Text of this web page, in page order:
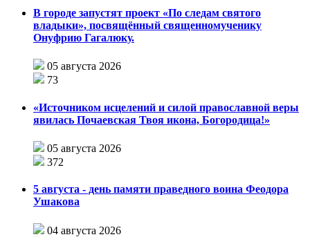
В городе запустят проект «По следам святого
владыки», посвящённый священномученику
Онуфрию Гагалюку.
05 августа 2026
73
«Источником исцелений и силой православной веры
явилась Почаевская Твоя икона, Богородица!»
05 августа 2026
372
5 августа - день памяти праведного воина Феодора
Ушакова
04 августа 2026